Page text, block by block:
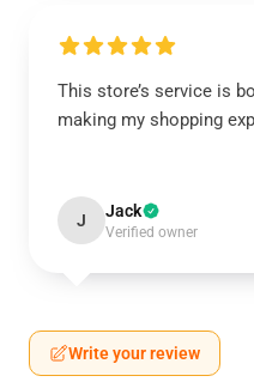
This store’s service is
making my shopping
J Jack
Verified owner
Write your review